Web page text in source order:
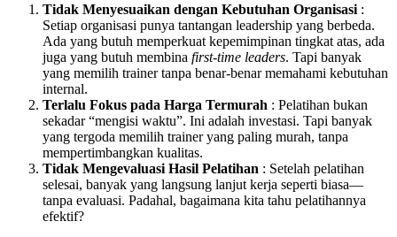
Tidak Menyesuaikan dengan Kebutuhan Organisasi :
Setiap organisasi punya tantangan leadership yang berbeda.
Ada yang butuh memperkuat kepemimpinan tingkat atas, ada
juga yang butuh membina first-time leaders. Tapi banyak
yang memilih trainer tanpa benar-benar memahami kebutuhan
internal.
Terlalu Fokus pada Harga Termurah : Pelatihan bukan
sekadar “mengisi waktu”. Ini adalah investasi. Tapi banyak
yang tergoda memilih trainer yang paling murah, tanpa
mempertimbangkan kualitas.
Tidak Mengevaluasi Hasil Pelatihan : Setelah pelatihan
selesai, banyak yang langsung lanjut kerja seperti biasa—
tanpa evaluasi. Padahal, bagaimana kita tahu pelatihannya
efektif?